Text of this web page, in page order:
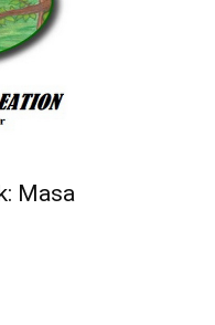
Masa